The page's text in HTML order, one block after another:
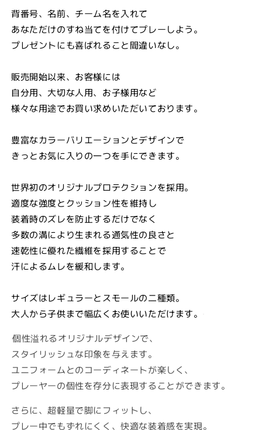
背番号、名前、チーム名を入れて
あなただけのすね当てを付けてプレーしよう。
プレゼントにも喜ばれること間違いなし。
販売開始以来、お客様には
自分用、大切な人用、お子様用など
様々な用途でお買い求めいただいております。
豊富なカラーバリエーションとデザインで
きっとお気に入りの一つを手にできます。
世界初のオリジナルプロテクションを採用。
適度な強度とクッション性を維持し
装着時のズレを防止するだけでなく
多数の溝により生まれる通気性の良さと
速乾性に優れた繊維を採用することで
汗によるムレを緩和します。
サイズはレギュラーとスモールの二種類。
大人から子供まで幅広くお使いいただけます。
個性溢れるオリジナルデザインで、
スタイリッシュな印象を与えます。
ユニフォームとのコーディネートが楽しく、
プレーヤーの個性を存分に表現することができます。
さらに、超軽量で脚にフィットし、
プレー中でもずれにくく、快適な装着感を実現。